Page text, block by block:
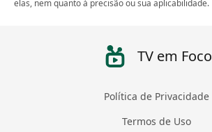
elas, nem quanto à precisão ou sua aplicabilidade.
TV em Foco
Política de Privacidade
Termos de Uso